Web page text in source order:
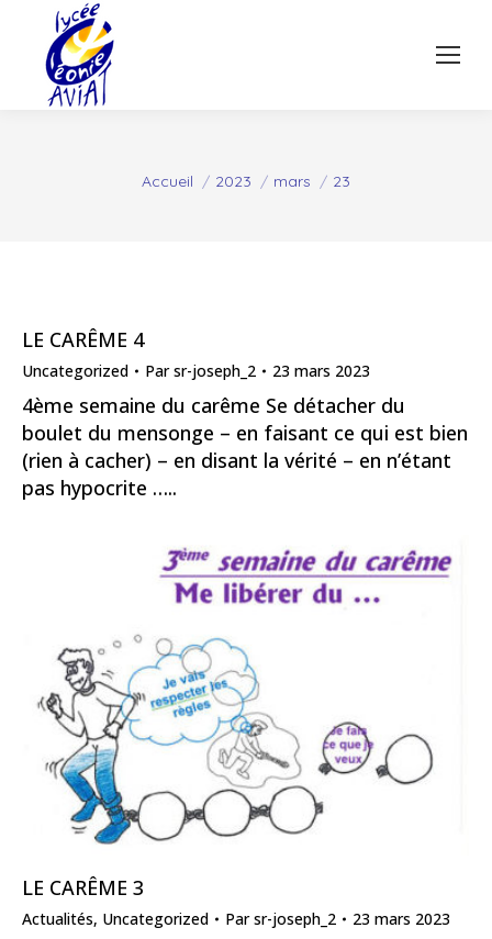
Vous êtes ici :
Accueil 2023 mars 23
LE CARÊME 4
Uncategorized Parsr-joseph_2 23 mars 2023
4ème semaine du carême Se détacher du
boulet du mensonge – en faisant ce qui est bien
(rien à cacher) – en disant la vérité – en n’étant
pas hypocrite …..
LE CARÊME 3
Actualités, Uncategorized Parsr-joseph_2 23 mars 2023